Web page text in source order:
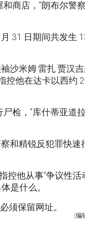
商店，”朗布尔警
31 日期间共发生
米姆·雷扎·贾汉吉
控他在达卡以西约
检，”库什蒂亚道
和精锐反犯罪快速
他从事“争议性活
是什么。
须保留网址。
(编